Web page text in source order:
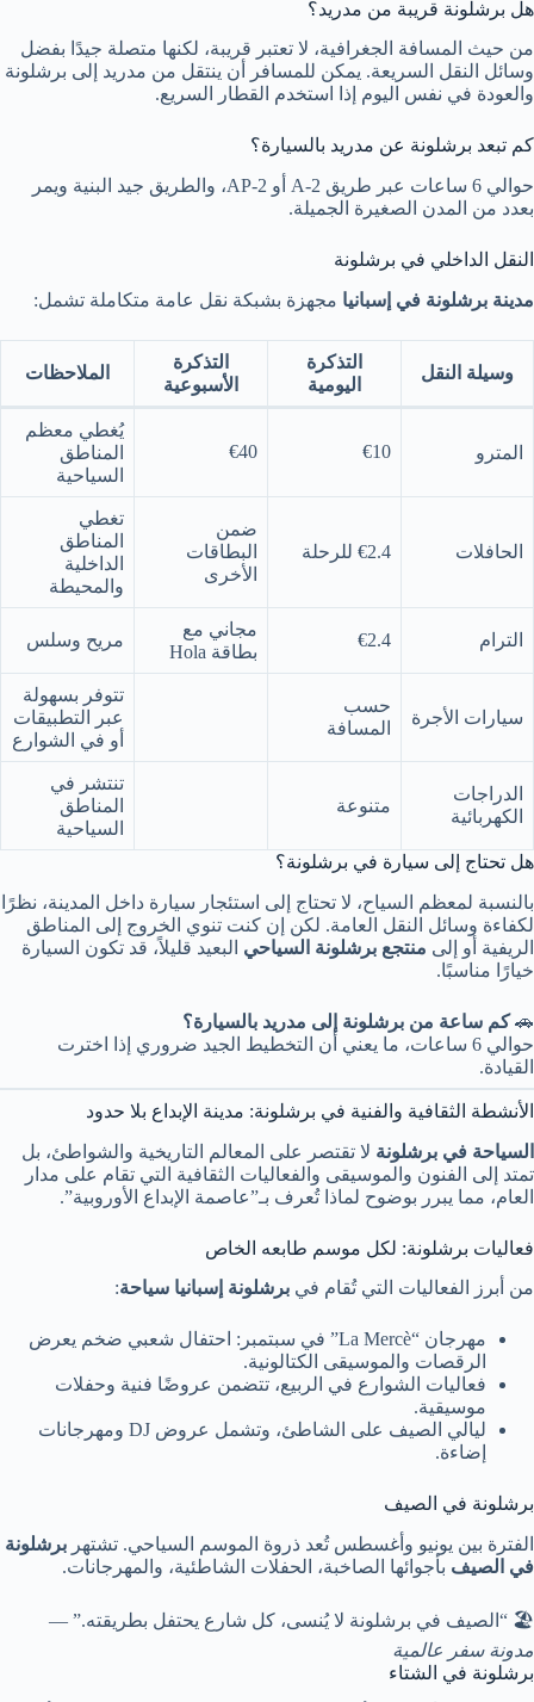
هل برشلونة قريبة من مدريد؟
من حيث المسافة الجغرافية، لا تعتبر قريبة، لكنها متصلة جيدًا بفضل
وسائل النقل السريعة. يمكن للمسافر أن ينتقل من مدريد إلى برشلونة
والعودة في نفس اليوم إذا استخدم القطار السريع.
كم تبعد برشلونة عن مدريد بالسيارة؟
حوالي 6 ساعات عبر طريق A-2 أو AP-2، والطريق جيد البنية ويمر
بعدد من المدن الصغيرة الجميلة.
النقل الداخلي في برشلونة
مدينة برشلونة في إسبانيا مجهزة بشبكة نقل عامة متكاملة تشمل:
وسيلة النقل
التذكرة
اليومية
التذكرة
الأسبوعية
الملاحظات
المترو €10
€40
يُغطي معظم
المناطق
السياحية
الحافلات €2.4 للرحلة
ضمن
البطاقات
الأخرى
تغطي
المناطق
الداخلية
والمحيطة
الترام €2.4
مجاني مع
بطاقة Hola
مريح وسلس
سيارات الأجرة
حسب
المسافة
تتوفر بسهولة
عبر التطبيقات
أو في الشوارع
الدراجات
الكهربائية
متنوعة
تنتشر في
المناطق
السياحية
هل تحتاج إلى سيارة في برشلونة؟
بالنسبة لمعظم السياح، لا تحتاج إلى استئجار سيارة داخل المدينة، نظرًا
لكفاءة وسائل النقل العامة. لكن إن كنت تنوي الخروج إلى المناطق
الريفية أو إلى منتجع برشلونة السياحي البعيد قليلاً، قد تكون السيارة
خيارًا مناسبًا.
🚗كم ساعة من برشلونة إلى مدريد بالسيارة؟
حوالي 6 ساعات، ما يعني أن التخطيط الجيد ضروري إذا اخترت
القيادة.
الأنشطة الثقافية والفنية في برشلونة: مدينة الإبداع بلا حدود
السياحة في برشلونة لا تقتصر على المعالم التاريخية والشواطئ، بل
تمتد إلى الفنون والموسيقى والفعاليات الثقافية التي تقام على مدار
العام، مما يبرر بوضوح لماذا تُعرف بـ”عاصمة الإبداع الأوروبية”.
فعاليات برشلونة: لكل موسم طابعه الخاص
من أبرز الفعاليات التي تُقام في برشلونة إسبانيا سياحة:
مهرجان “La Mercè” في سبتمبر: احتفال شعبي ضخم يعرض
الرقصات والموسيقى الكتالونية.
فعاليات الشوارع في الربيع، تتضمن عروضًا فنية وحفلات
موسيقية.
ليالي الصيف على الشاطئ، وتشمل عروض DJ ومهرجانات
إضاءة.
برشلونة في الصيف
الفترة بين يونيو وأغسطس تُعد ذروة الموسم السياحي. تشتهر برشلونة
في الصيف بأجوائها الصاخبة، الحفلات الشاطئية، والمهرجانات.
🏖️ “الصيف في برشلونة لا يُنسى، كل شارع يحتفل بطريقته.” —
مدونة سفر عالمية
برشلونة في الشتاء